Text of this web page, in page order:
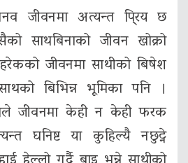
जीवनमा अत्यन्त पि्रय छ
साथबिनाको जीवन खोक्रो
जीवनमा साथीको बिषेश
बिभिन्न भूमिका पनि ।
जीवनमा केही न केही फरक
घनिष्ट या कुहिल्यै नछुट्ने